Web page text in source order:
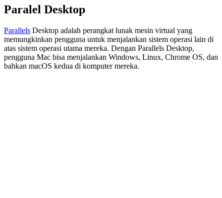
Paralel Desktop
Parallels Desktop adalah perangkat lunak mesin virtual yang
memungkinkan pengguna untuk menjalankan sistem operasi lain di
atas sistem operasi utama mereka. Dengan Parallels Desktop,
pengguna Mac bisa menjalankan Windows, Linux, Chrome OS, dan
bahkan macOS kedua di komputer mereka.